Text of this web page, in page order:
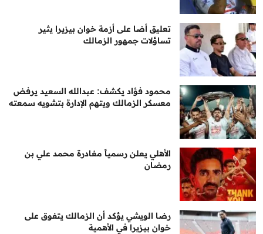
تعليق أضا على أزمة خوان بيزيرا يثير
تساؤلات جمهور الزمالك
محمود فؤاد يكشف: عبدالله السعيد يرفض
معسكر الزمالك ويتهم الإدارة بتشويه سمعته
الأهلي يعلن رسمياً مغادرة محمد علي بن
رمضان
رضا الويشي يؤكد أن الزمالك يتفوق على
خوان بيزيرا في الأهمية